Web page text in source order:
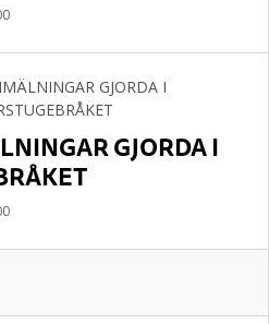
GJORDA I